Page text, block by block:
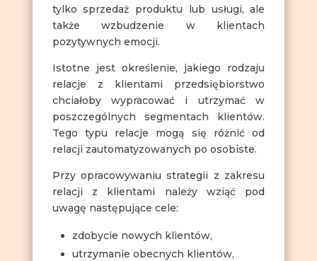
tylko sprzedaż produktu lub usługi, ale
także wzbudzenie w klientach
pozytywnych emocji.
Istotne jest określenie, jakiego rodzaju
relacje z klientami przedsiębiorstwo
chciałoby wypracować i utrzymać w
poszczególnych segmentach klientów.
Tego typu relacje mogą się różnić od
relacji zautomatyzowanych po osobiste.
Przy opracowywaniu strategii z zakresu
relacji z klientami należy wziąć pod
uwagę następujące cele:
zdobycie nowych klientów,
utrzymanie obecnych klientów,